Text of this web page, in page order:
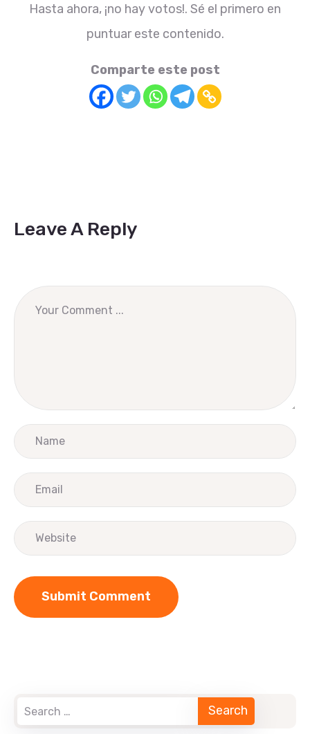
Hasta ahora, ¡no hay votos!. Sé el primero en
puntuar este contenido.
Comparte este post
Leave A Reply